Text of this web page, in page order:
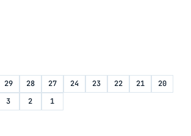
29 28 27 24 23 22 21
20
3 2 1